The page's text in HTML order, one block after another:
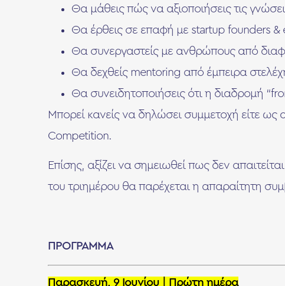
Θα μάθεις πώς να αξιοποιήσεις τις
Θα έρθεις σε επαφή με startup founders &
Θα συνεργαστείς με ανθρώπους από
Θα δεχθείς mentoring από έμπειρα
Θα συνειδητοποιήσεις ότι η διαδρομή
Μπορεί κανείς να δηλώσει συμμετοχή είτε
Competition.
Επίσης, αξίζει να σημειωθεί πως δεν
του τριημέρου θα παρέχεται η απαραίτητη
ΠΡΟΓΡΑΜΜΑ
Παρασκευή, 9 Ιουνίου | Πρώτη ημέρα